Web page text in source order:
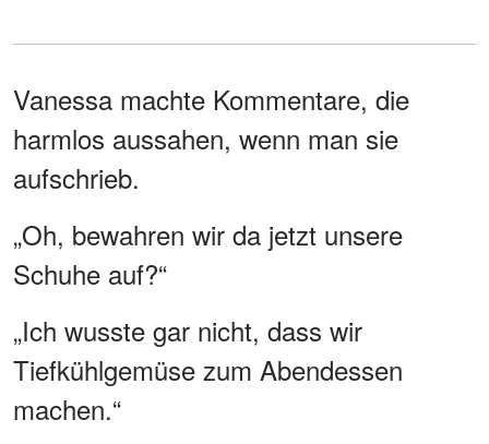
Vanessa machte Kommentare, die
harmlos aussahen, wenn man sie
aufschrieb.
„Oh, bewahren wir da jetzt unsere
Schuhe auf?“
„Ich wusste gar nicht, dass wir
Tiefkühlgemüse zum Abendessen
machen.“